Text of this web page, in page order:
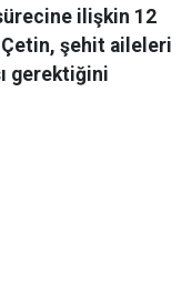
ilişkin 12
şehit aileleri
gerektiğini